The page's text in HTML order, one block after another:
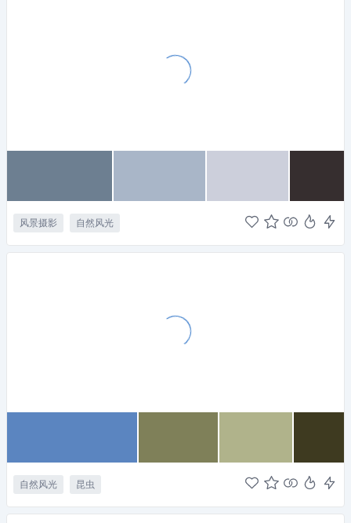
风景摄影 自然风光
自然风光 昆虫